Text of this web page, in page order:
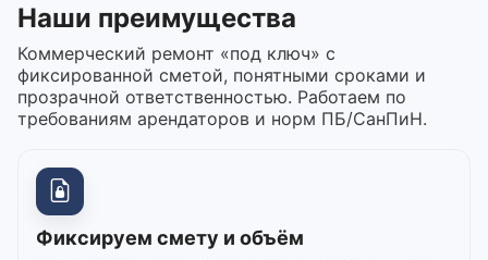
Наши преимущества
Коммерческий ремонт «под ключ» с
фиксированной сметой, понятными сроками и
прозрачной ответственностью. Работаем по
требованиям арендаторов и норм ПБ/СанПиН.
Фиксируем смету и объём